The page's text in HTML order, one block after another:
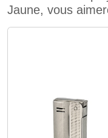
Jaune, vous